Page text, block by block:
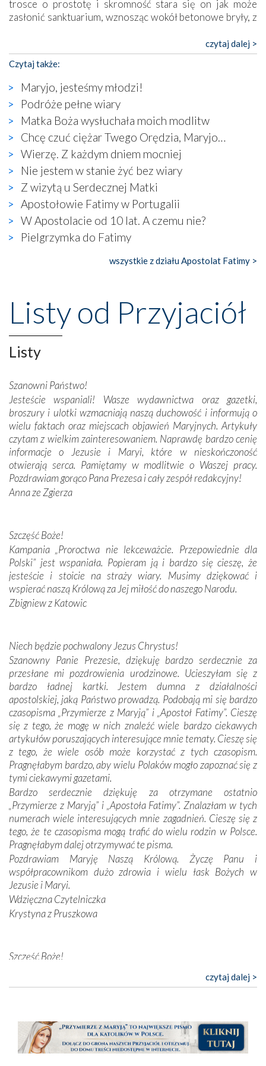
trosce o prostotę i skromność stara się on jak może
zasłonić sanktuarium, wznosząc wokół betonowe bryły, z
katolickiego kultu. Tylko co wspólnego z żywą,
autentyczną wiarą mogą mieć płaskie, szare bunkry albo
kaplice, w których Tabernakulum przypomina bardziej
skrzynkę na narzędzia? Albo co powiedzieć o ustawionym
tuż przy nowej bazylice wielkim krzyżu, na którym
zamiast Chrystusa umieszczono dziwaczną postać jakby
wyjętą ze starożytnych hieroglifów? W kulturowym
kontekście naszych czasów to raczej karykatura niż godny
wizerunek Zbawiciela…
Zatem nawet w bezpośrednim otoczeniu sanktuarium
naocznie przekonaliśmy się, że wewnątrz Kościoła toczy
się ogromna walka o kształt katolicyzmu i o serca
wierzących. Do czego to zmaganie może prowadzić,
widzieliśmy w urokliwym, niewielkim mieście Obidos,
gdzie w miejscu dawnego kościoła działa dzisiaj…
księgarnia.
Nasze pielgrzymkowe wyprawy, których celem były
wznoszono na chwałę Bożą, na przykład – w podzięce za
Opatrznościową pomoc w wygranej bitwie o
niepodległość kraju. Zachwyt budziła potężna, a zarazem
misterna architektura tych monumentalnych dzieł,
wspaniałe zdobienia, dbałość ich twórców o detale,
budowniczych.
Podążyliśmy też śladami fatimskich wizjonerów – Łucji
dos Santos oraz świętych Hiacynty i Franciszka Marto.
Modliliśmy się przy ich grobach. Odprawiliśmy Drogę
Krzyżową w ich rodzinnych stronach, odwiedziliśmy
domy, w których żyli.
W miejscu objawień Matki Bożej zapaliliśmy świece
Podczas tej kilkudniowej wyprawy na każdym kroku
spotykaliśmy się z serdeczną otwartością
Portugalczyków. Podziwialiśmy ich ludową sztukę i
zwyczaje. Mimo że nasze kraje są od siebie bardzo
oddalone, w żaden sposób nie czuliśmy się obco.
Sprawiła to oczywiście sama Matka Boża, ale też
kulturowa bliskość biorąca swój początek w naszej
mieliśmy okazję przekonać się, że Maryja swoją opieką
otacza nie tylko nasz naród, lecz wszystkie nacje, które
się Jej ufnie oddają, a także każdą osobę, która zawierza
Jej siebie oraz swych bliskich.
Dzieje Portugalii to również historia wierności Bogu i
odstępstw, także w życiu władców. Trudne momenty w
wymiarze tak osobistym, jak i zbiorowym, przypominają o
konieczności ciągłego zabiegania o własną duszę i o łaskę
Opatrzności. Wierność przynosi pomyślność –
przynajmniej w życiu duchowym. Odstępstwo owocuje
nieszczęściem i śmiercią. Te uniwersalne prawdy
przychodziły na myśl, gdy słuchaliśmy opowieści
przewodników o portugalskich monarchach i wodzach,
zwycięskich bitwach i nieszczęśliwych losach grzesznych
kochanków.
Byli tym razem pośród Apostołów Fatimy reprezentanci
każdego spośród żyjących pokoleń. Najmłodszy uczestnik
liczył sobie 13 lat, zaś senior, pan Zdzisław – już 94.
Całe życie marzyłem, by tu przyjechać
Nasza pielgrzymka nie byłaby tak bogata w duchową treść
Oprócz zapewnienia nam możliwości codziennego
pięknych pieśni.
Każdy z nas przywiózł Matce Bożej bagaż własnych
czytaj dalej >
Czytaj także:
Maryjo, jesteśmy młodzi!
Podróże pełne wiary
Matka Boża wysłuchała moich modlitw
Chcę czuć ciężar Twego Orędzia, Maryjo…
Wierzę. Z każdym dniem mocniej
Nie jestem w stanie żyć bez wiary
Z wizytą u Serdecznej Matki
Apostołowie Fatimy w Portugalii
W Apostolacie od 10 lat. A czemu nie?
Pielgrzymka do Fatimy
wszystkie z działu Apostolat Fatimy >
Listy od Przyjaciół
Listy
Szanowni Państwo!
Jesteście wspaniali! Wasze wydawnictwa oraz gazetki,
broszury i ulotki wzmacniają naszą duchowość i informują o
wielu faktach oraz miejscach objawień Maryjnych. Artykuły
czytam z wielkim zainteresowaniem. Naprawdę bardzo cenię
informacje o Jezusie i Maryi, które w nieskończoność
otwierają serca. Pamiętamy w modlitwie o Waszej pracy.
Pozdrawiam gorąco Pana Prezesa i cały zespół redakcyjny!
Anna ze Zgierza
Szczęść Boże!
Kampania „Proroctwa nie lekceważcie. Przepowiednie dla
Polski” jest wspaniała. Popieram ją i bardzo się cieszę, że
jesteście i stoicie na straży wiary. Musimy dziękować i
wspierać naszą Królową za Jej miłość do naszego Narodu.
Zbigniew z Katowic
Niech będzie pochwalony Jezus Chrystus!
Szanowny Panie Prezesie, dziękuję bardzo serdecznie za
przesłane mi pozdrowienia urodzinowe. Ucieszyłam się z
bardzo ładnej kartki. Jestem dumna z działalności
apostolskiej, jaką Państwo prowadzą. Podobają mi się bardzo
czasopisma „Przymierze z Maryją” i „Apostoł Fatimy”. Cieszę
się z tego, że mogę w nich znaleźć wiele bardzo ciekawych
artykułów poruszających interesujące mnie tematy. Cieszę się
z tego, że wiele osób może korzystać z tych czasopism.
Pragnęłabym bardzo, aby wielu Polaków mogło zapoznać się z
tymi ciekawymi gazetami.
Bardzo serdecznie dziękuję za otrzymane ostatnio
„Przymierze z Maryją” i „Apostoła Fatimy”. Znalazłam w tych
numerach wiele interesujących mnie zagadnień. Cieszę się z
tego, że te czasopisma mogą trafić do wielu rodzin w Polsce.
Pragnęłabym dalej otrzymywać te pisma.
Pozdrawiam Maryję Naszą Królową. Życzę Panu i
współpracownikom dużo zdrowia i wielu łask Bożych w
Jezusie i Maryi.
Wdzięczna Czytelniczka
Krystyna z Pruszkowa
Szczęść Boże!
Bardzo dziękuję za przysyłanie mi „Przymierza z Maryją”. Jest
to pismo, które bardzo sobie cenię i szanuję. Redagujecie
nas prowadzi!
Barbara
czytaj dalej >